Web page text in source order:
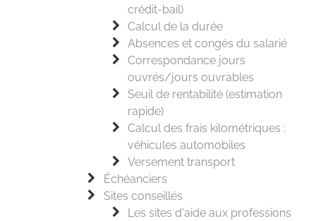
crédit-bail)
Calcul de la durée
Absences et congés du salarié
Correspondance jours
ouvrés/jours ouvrables
Seuil de rentabilité (estimation
rapide)
Calcul des frais kilométriques :
véhicules automobiles
Versement transport
Échéanciers
Sites conseillés
Les sites d'aide aux professions